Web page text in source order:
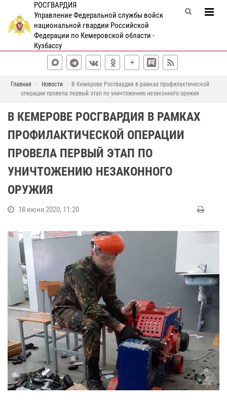
РОСГВАРДИЯ
Управление Федеральной службы войск
национальной гвардии Российской
Федерации по Кемеровской области -
Кузбассу
Главная Новости
В Кемерове Росгвардия в рамках профилактической
операции провела первый этап по уничтожению незаконного оружия
В КЕМЕРОВЕ РОСГВАРДИЯ В РАМКАХ
ПРОФИЛАКТИЧЕСКОЙ ОПЕРАЦИИ
ПРОВЕЛА ПЕРВЫЙ ЭТАП ПО
УНИЧТОЖЕНИЮ НЕЗАКОННОГО
ОРУЖИЯ
18 июня 2020, 11:20